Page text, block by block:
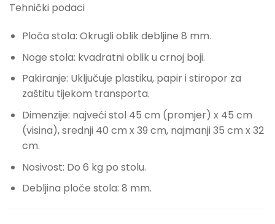
Tehnički podaci
Ploča stola: Okrugli oblik debljine 8 mm.
Noge stola: kvadratni oblik u crnoj boji.
Pakiranje: Uključuje plastiku, papir i stiropor za
zaštitu tijekom transporta.
Dimenzije: najveći stol 45 cm (promjer) x 45 cm
(visina), srednji 40 cm x 39 cm, najmanji 35 cm x 32
cm.
Nosivost: Do 6 kg po stolu.
Debljina ploče stola: 8 mm.